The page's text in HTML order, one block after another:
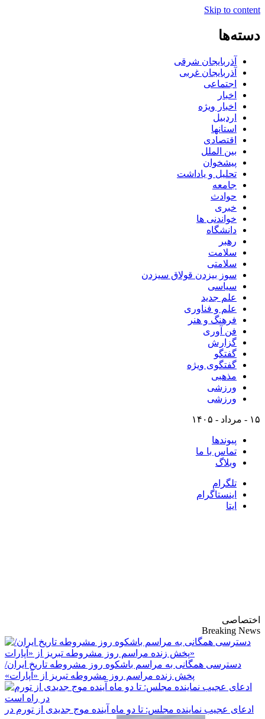
Skip to content
دسته‌ها
آذربایجان شرقی
آذربایجان غربی
اجتماعی
اخبار
اخبار ویژه
اردبیل
استانها
اقتصادی
بین الملل
پیشخوان
تحلیل و یاداشت
جامعه
حوادث
خبری
خواندنی ها
دانشگاه
رهبر
سلامت
سلامتی
سوز بیزدن قولاق سیزدن
سیاسی
علم جدید
علم و فناوری
فرهنگ و هنر
فن آوری
گزارش
گفتگو
گفتگوی ویژه
مذهبی
ورزشی
ورزشی
۱۵ - مرداد - ۱۴۰۵
پیوندها
تماس با ما
وبلاگ
تلگرام
اینستاگرام
ایتا
اختصاصی
Breaking News
دسترسی همگانی به مراسم باشکوه روز مشروطه تاریخ ایران/
پخش زنده مراسم روز مشروطه تبریز از «آپارات»
ادعای عجیب نماینده مجلس: تا دو ماه آینده موج جدیدی از تورم در